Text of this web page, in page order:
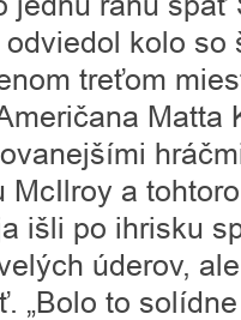
kolo so
treťom
Matta
McIlroy a
išli po ihrisku
úderov,
„Bolo to